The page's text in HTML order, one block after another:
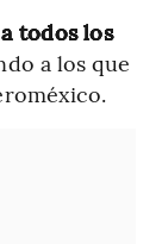
todos los
a los que